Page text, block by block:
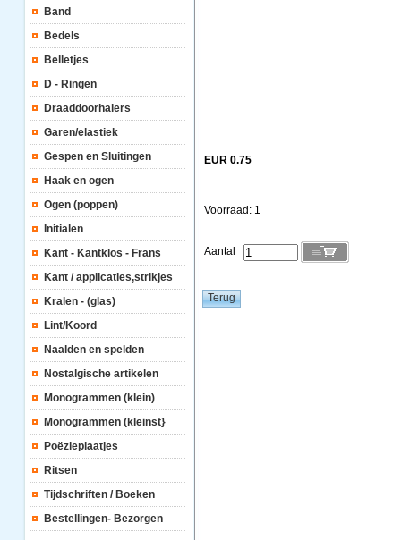
Band
Bedels
Belletjes
D - Ringen
Draaddoorhalers
Garen/elastiek
Gespen en Sluitingen
Haak en ogen
Ogen (poppen)
Initialen
Kant - Kantklos - Frans
Kant / applicaties,strikjes
Kralen - (glas)
Lint/Koord
Naalden en spelden
Nostalgische artikelen
Monogrammen (klein)
Monogrammen (kleinst}
Poëzieplaatjes
Ritsen
Tijdschriften / Boeken
Bestellingen- Bezorgen
EUR 0.75
Voorraad: 1
Aantal